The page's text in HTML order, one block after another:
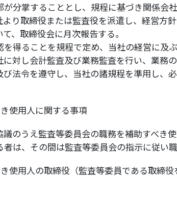
分掌することとし、規程に基づき関係会社
り取締役または監査役を派遣し、経営方
、取締役会に月次報告する。
得ることを規程で定め、当社の経営に及
対し会計監査及び業務監査を行い、業務の
法令を遵守し、当社の諸規程を準用し、
使用人に関する事項
のうえ監査等委員会の職務を補助すべき使
は、その間は監査等委員会の指示に従い
使用人の取締役（監査等委員である取締